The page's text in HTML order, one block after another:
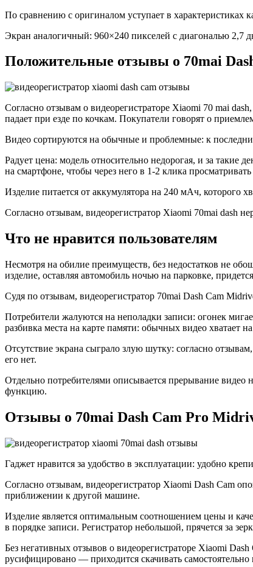
По сравнению с оригиналом уступает в характеристиках
Экран аналогичный: 960×240 пикселей с диагональю 2,7
Положительные отзывы о 70mai
Согласно отзывам о видеорегистраторе Xiaomi 70 mai
падает при езде по кочкам. Покупатели говорят о
Видео сортируются на обычные и проблемные: к
Радует цена: модель относительно недорогая, и за такие
на смартфоне, чтобы через него в 1-2 клика
Изделие питается от аккумулятора на 240 мАч, которого
Согласно отзывам, видеорегистратор Xiaomi 70mai dash
Что не нравится пользователям
Несмотря на обилие преимуществ, без недостатков не
изделие, оставляя автомобиль ночью на парковке,
Судя по отзывам, видеорегистратор 70mai Dash Cam
Потребители жалуются на неполадки записи: огонек
разбивка места на карте памяти: обычных видео хватает
Отсутствие экрана сыграло злую шутку: согласно
его нет.
Отдельно потребителями описывается прерывание
функцию.
Отзывы о 70mai Dash Cam Pro
Гаджет нравится за удобство в эксплуатации: удобно
Согласно отзывам, видеорегистратор Xiaomi Dash Cam
приближении к другой машине.
Изделие является оптимальным соотношением цены и
в порядке записи. Регистратор небольшой, прячется за
Без негативных отзывов о видеорегистраторе Xiaomi
русифицировано — приходится скачивать